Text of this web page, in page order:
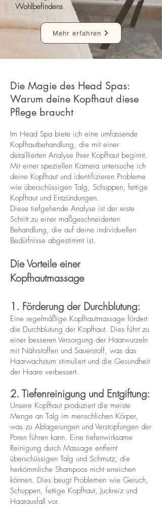
Wohlbefindens.
Mehr erfahren
‍Die Magie des Head Spas:
Warum deine Kopfhaut diese
Pflege braucht
Im Head Spa biete ich eine umfassende
Kopfhautbehandlung, die mit einer
detaillierten Analyse Ihrer Kopfhaut beginnt.
Mit einer speziellen Kamera untersuche ich
deine Kopfhaut und identifizieren Probleme
wie überschüssigen Talg, Schuppen, fettige
Kopfhaut und Entzündungen.
Diese tiefgehende Analyse ist der erste
Schritt zu einer maßgeschneiderten
Behandlung, die auf deine individuellen
Bedürfnisse abgestimmt ist.
Die Vorteile einer
Kopfhautmassage
1. Förderung der Durchblutung:
Eine regelmäßige Kopfhautmassage fördert
die Durchblutung der Kopfhaut. Dies führt zu
einer besseren Versorgung der Haarwurzeln
mit Nährstoffen und Sauerstoff, was das
Haarwachstum stimuliert und die Gesundheit
der Haare verbessert.
‍2. Tiefenreinigung und Entgiftung:
Unsere Kopfhaut produziert die meiste
Menge an Talg im menschlichen Körper,
was zu Ablagerungen und Verstopfungen der
Poren führen kann. Eine tiefenwirksame
Reinigung durch Massage entfernt
überschüssigen Talg und Schmutz, die
herkömmliche Shampoos nicht erreichen
können. Dies beugt Problemen wie Geruch,
Schuppen, fettige Kopfhaut, Juckreiz und
Haarausfall vor.